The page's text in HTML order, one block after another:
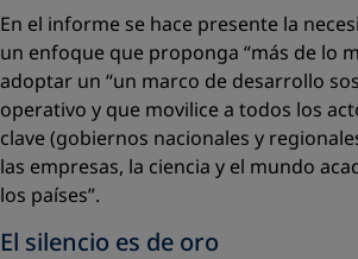
En el informe se hace presente la
un enfoque que proponga “más de lo
adoptar un “un marco de desarrollo
operativo y que movilice a todos los
clave (gobiernos nacionales y
las empresas, la ciencia y el mundo
los países”.
El silencio es de oro